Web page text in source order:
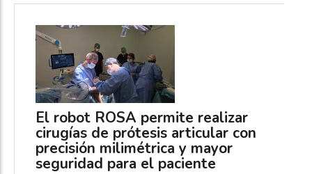
El robot ROSA permite realizar
cirugías de prótesis articular con
precisión milimétrica y mayor
seguridad para el paciente